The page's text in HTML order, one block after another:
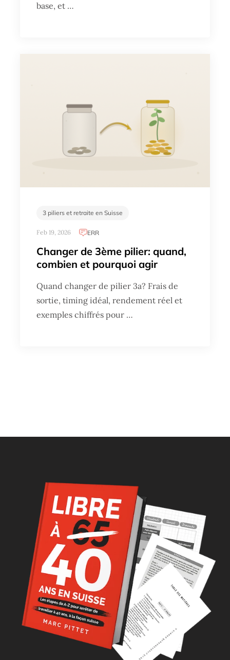
base, et …
3 piliers et retraite en Suisse
Feb 19, 2026 ERR
Changer de 3ème pilier: quand,
combien et pourquoi agir
Quand changer de pilier 3a? Frais de
sortie, timing idéal, rendement réel et
exemples chiffrés pour …